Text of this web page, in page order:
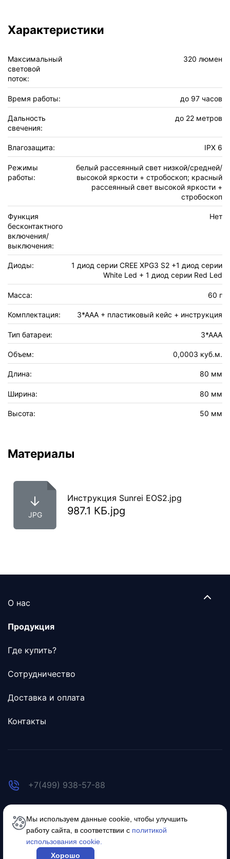
Характеристики
Максимальный
световой
поток:
320 люмен
Время работы: до 97 часов
Дальность
свечения:
до 22 метров
Влагозащита: IPX 6
Режимы
работы:
белый рассеянный свет низкой/средней/
высокой яркости + стробоскоп; красный
рассеянный свет высокой яркости +
стробоскоп
Функция
бесконтактного
включения/
выключения:
Нет
Диоды:
1 диод серии CREE XPG3 S2 +1 диод серии
White Led + 1 диод серии Red Led
Масса: 60 г
Комплектация: 3*AAA + пластиковый кейс + инструкция
Тип батареи: 3*AAA
Объем: 0,0003 куб.м.
Длина: 80 мм
Ширина: 80 мм
Высота: 50 мм
Материалы
JPG
Инструкция Sunrei EOS2.jpg
987.1 КБ.jpg
О нас
Продукция
Где купить?
Сотрудничество
Доставка и оплата
Контакты
+7(499) 938-57-88
welcome@icecube.ru
Разработано вRASA
Мы используем данные cookie, чтобы улучшить
работу сайта, в соответствии с политикой
использования cookie.
Хорошо